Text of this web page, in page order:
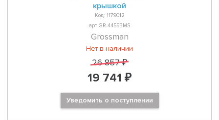
крышкой
Код: 1179012
арт GR-4455BMS
Grossman
Нет в наличии
26 857 ₽
19 741 ₽
Уведомить о поступлении